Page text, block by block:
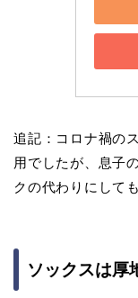
追記：コロナ禍の
用でしたが、息子
クの代わりにして
ソックスは厚